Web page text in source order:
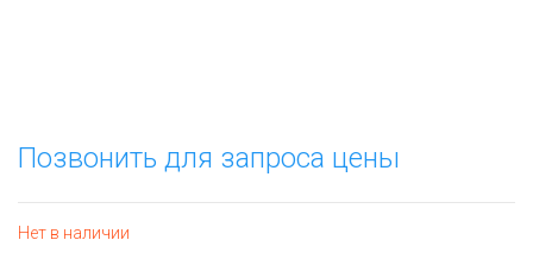
Позвонить для запроса цены
Нет в наличии